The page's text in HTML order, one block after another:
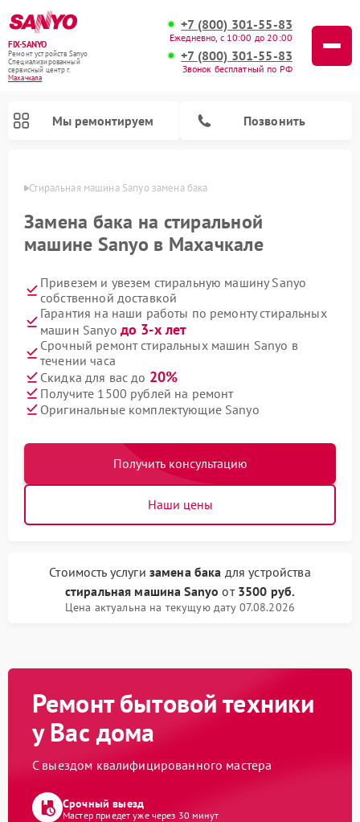
FIX-SANYO
Ремонт устройств Sanyo
Специализированный
cервисный центр г.
Махачкала
+7 (800) 301-55-83
Ежедневно, с 10:00 до 20:00
+7 (800) 301-55-83
Звонок бесплатный по РФ
Мы ремонтируем Позвонить
Стиральная машина Sanyo замена бака
Замена бака на стиральной
машине Sanyo в Махачкале
Привезем и увезем стиральную машину Sanyo
собственной доставкой
Гарантия на наши работы по ремонту стиральных
машин Sanyo до 3-х лет
Срочный ремонт стиральных машин Sanyo в
течении часа
Скидка для вас до 20%
Получите 1500 рублей на ремонт
Оригинальные комплектующие Sanyo
Получить консультацию
Наши цены
Стоимость услуги замена бака для устройства
стиральная машина Sanyo от 3500 руб.
Цена актуальна на текущую дату 07.08.2026
Ремонт бытовой техники
у Вас дома
С выездом квалифицированного мастера
Срочный выезд
Мастер приедет уже через 30 минут